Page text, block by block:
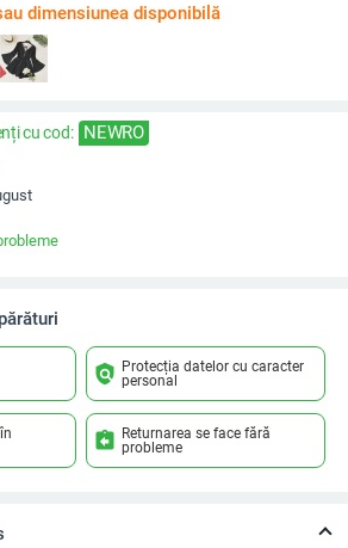
dimensiunea disponibilă
cu cod: NEWRO
policy Protecția datelor cu caracter
personal
assignment_return Returnarea se face fără
probleme